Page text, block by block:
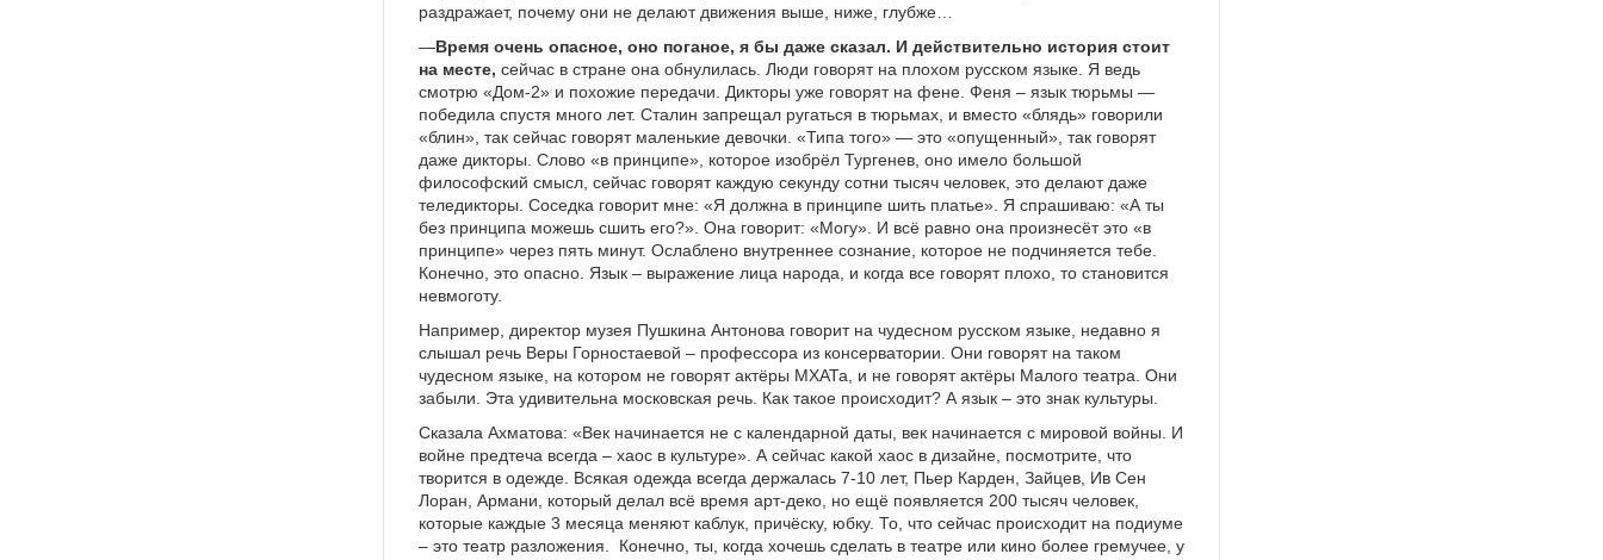
раздражает, почему они не делают движения выше, ниже, глубже…
—Время очень опасное, оно поганое, я бы даже сказал. И действительно история стоит
на месте, сейчас в стране она обнулилась. Люди говорят на плохом русском языке. Я ведь
смотрю «Дом-2» и похожие передачи. Дикторы уже говорят на фене. Феня – язык тюрьмы —
победила спустя много лет. Сталин запрещал ругаться в тюрьмах, и вместо «блядь» говорили
«блин», так сейчас говорят маленькие девочки. «Типа того» — это «опущенный», так говорят
даже дикторы. Слово «в принципе», которое изобрёл Тургенев, оно имело большой
философский смысл, сейчас говорят каждую секунду сотни тысяч человек, это делают даже
теледикторы. Соседка говорит мне: «Я должна в принципе шить платье». Я спрашиваю: «А ты
без принципа можешь сшить его?». Она говорит: «Могу». И всё равно она произнесёт это «в
принципе» через пять минут. Ослаблено внутреннее сознание, которое не подчиняется тебе.
Конечно, это опасно. Язык – выражение лица народа, и когда все говорят плохо, то становится
невмоготу.
Например, директор музея Пушкина Антонова говорит на чудесном русском языке, недавно я
слышал речь Веры Горностаевой – профессора из консерватории. Они говорят на таком
чудесном языке, на котором не говорят актёры МХАТа, и не говорят актёры Малого театра. Они
забыли. Эта удивительна московская речь. Как такое происходит? А язык – это знак культуры.
Сказала Ахматова: «Век начинается не с календарной даты, век начинается с мировой войны. И
войне предтеча всегда – хаос в культуре». А сейчас какой хаос в дизайне, посмотрите, что
творится в одежде. Всякая одежда всегда держалась 7-10 лет, Пьер Карден, Зайцев, Ив Сен
Лоран, Армани, который делал всё время арт-деко, но ещё появляется 200 тысяч человек,
которые каждые 3 месяца меняют каблук, причёску, юбку. То, что сейчас происходит на подиуме
– это театр разложения.
Конечно, ты, когда хочешь сделать в театре или кино более гремучее, у